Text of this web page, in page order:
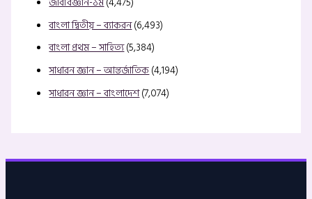
বাংলা দ্বিতীয় – ব্যাকরন(6,493)
বাংলা প্রথম – সাহিত্য(5,384)
সাধারন জ্ঞান – আন্তর্জাতিক(4,194)
সাধারন জ্ঞান – বাংলাদেশ(7,074)